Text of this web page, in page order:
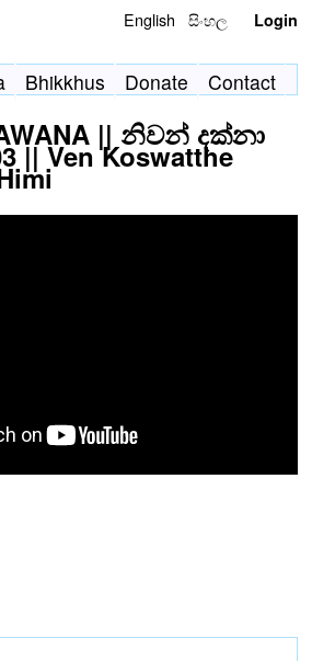
English සිංහල Login
Bhikkhus Donate Contact
|| නිවන් දක්නා
|| Ven Koswatthe